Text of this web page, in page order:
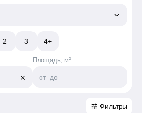
keyboard_arrow_down
2 3 4+
close
Площадь, м²
от–до
tune Фильтры